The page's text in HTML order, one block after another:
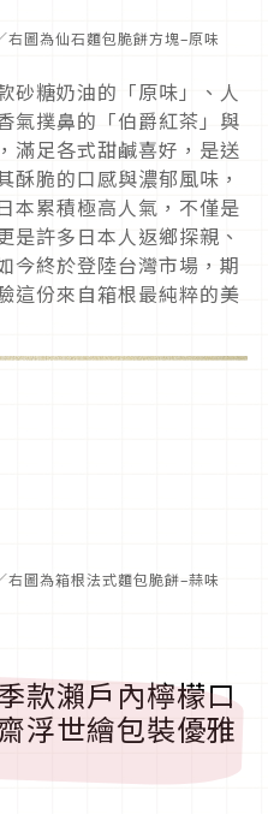
圖為仙石麵包脆餅方塊–原味
砂糖奶油的「原味」、人
氣撲鼻的「伯爵紅茶」與
滿足各式甜鹹喜好，是送
酥脆的口感與濃郁風味，
本累積極高人氣，不僅是
是許多日本人返鄉探親、
今終於登陸台灣市場，期
這份來自箱根最純粹的美
圖為箱根法式麵包脆餅–蒜味
款瀨戶內檸檬口
浮世繪包裝優雅